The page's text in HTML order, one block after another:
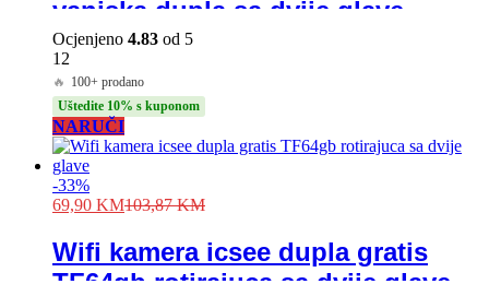
vanjska dupla sa dvije glave
Ocjenjeno 4.83 od 5
12
🔥 100+ prodano
Uštedite 10% s kuponom
NARUČI
-33%
69,90 KM103,87KM
Wifi kamera icsee dupla gratis
TF64gb rotirajuca sa dvije glave